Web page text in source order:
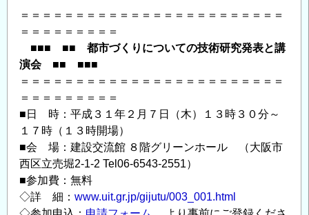
取
得
可
＞」
と
「【2
月
7
日】
見
学
＝＝＝＝＝＝＝＝＝＝＝＝＝＝＝＝＝＝＝＝＝＝＝＝
＝＝＝＝＝＝＝＝＝
■■■ ■■ 都市づくりについての技術研究発表と講
演会 ■■ ■■■
＝＝＝＝＝＝＝＝＝＝＝＝＝＝＝＝＝＝＝＝＝＝＝＝
＝＝＝＝＝＝＝＝＝
■日 時：平成３１年２月７日（木）１３時３０分～
１７時（１３時開場）
■会 場：建設交流館 ８階グリーンホール （大阪市
西区立売堀2-1-2 Tel06-6543-2551）
■参加費：無料
◇詳 細： www.uit.gr.jp/gijutu/003_001.html